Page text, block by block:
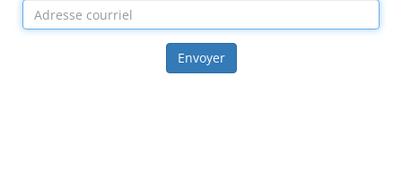
Envoyer